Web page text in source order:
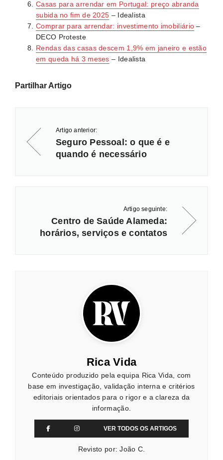
Casas para arrendar em Portugal: preço abranda
subida no fim de 2025 – Idealista
Comprar para arrendar: investimento imobiliário –
DECO Proteste
Rendas das casas descem 1,9% em janeiro e estão
em queda há 3 meses – Idealista
Partilhar Artigo
Artigo anterior:
Seguro Pessoal: o que é e
quando é necessário
Artigo seguinte:
Centro de Saúde Alameda:
horários, serviços e contatos
Rica Vida
Conteúdo produzido pela equipa Rica Vida, com
base em investigação, validação interna e critérios
editoriais orientados para o rigor e a clareza da
informação.
VER TODOS OS ARTIGOS
Revisto por: João C.